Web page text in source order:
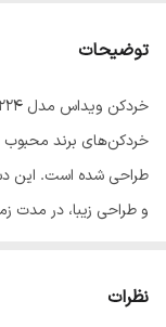
توضیحات
طراحی شده است. این
و طراحی زیبا، در مدت
ساخت و هم از نظر قدرت
نظرات